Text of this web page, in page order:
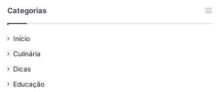
Categorias
Início
Culinária
Dicas
Educação